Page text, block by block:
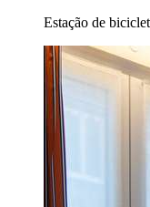
Estação de